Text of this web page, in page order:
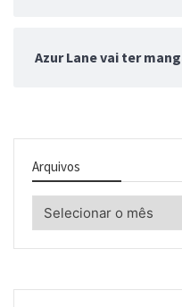
Azur Lane vai ter
Arquivos